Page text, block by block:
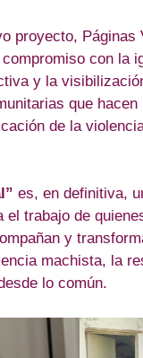
proyecto, Páginas
con la
y la
que hacen
de la
es, en definitiva,
el trabajo de
y
machista, la
lo común.